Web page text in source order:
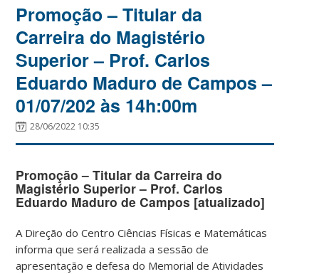
Promoção – Titular da
Carreira do Magistério
Superior – Prof. Carlos
Eduardo Maduro de Campos –
01/07/202 às 14h:00m
28/06/2022 10:35
Promoção – Titular da Carreira do
Magistério Superior – Prof. Carlos
Eduardo Maduro de Campos [atualizado]
A Direção do Centro Ciências Físicas e Matemáticas
informa que será realizada a sessão de
apresentação e defesa do Memorial de Atividades